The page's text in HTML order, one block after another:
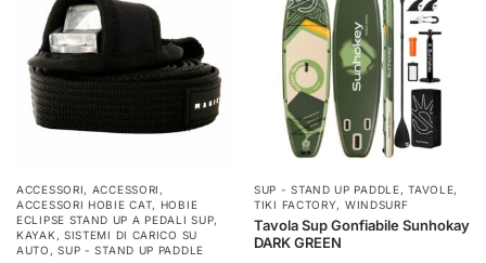
ACCESSORI, ACCESSORI ,
ACCESSORI HOBIE CAT, HOBIE
ECLIPSE STAND UP A PEDALI SUP,
KAYAK , SISTEMI DI CARICO SU
AUTO ,SUP - STAND UP PADDLE
SUP - STAND UP PADDLE,TAVOLE,
TIKI FACTORY, WINDSURF
Tavola Sup Gonfiabile Sunhokay
DARK GREEN